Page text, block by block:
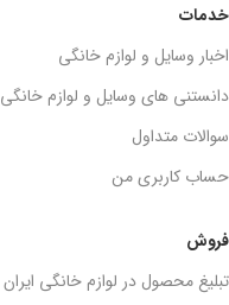
فروش
تبلیغ محصول در لوازم خانگی ایران
خدمات
اخبار وسایل و لوازم خانگی
دانستنی های وسایل و لوازم خانگی
سوالات متداول
حساب کاربری من